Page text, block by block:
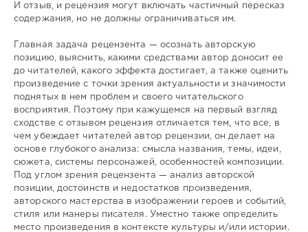
И отзыв, и рецензия могут включать частичный пересказ
содержания, но не должны ограничиваться им.
Главная задача рецензента — осознать авторскую
позицию, выяснить, какими средствами автор доносит ее
до читателей, какого эффекта достигает, а также оценить
произведение с точки зрения актуальности и значимости
поднятых в нем проблем и своего читательского
восприятия. Поэтому при кажущемся на первый взгляд
сходстве с отзывом рецензия отличается тем, что все, в
чем убеждает читателей автор рецензии, он делает на
основе глубокого анализа: смысла названия, темы, идеи,
сюжета, системы персонажей, особенностей композиции.
Под углом зрения рецензента — анализ авторской
позиции, достоинств и недостатков произведения,
авторского мастерства в изображении героев и событий,
стиля или манеры писателя. Уместно также определить
место произведения в контексте культуры и/или истории.